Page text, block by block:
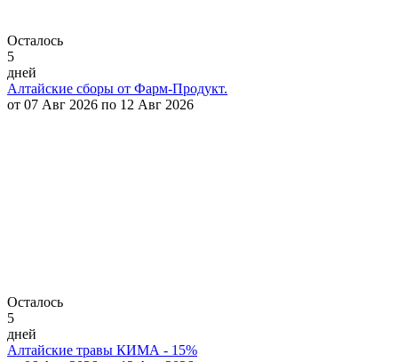
Осталось
5
дней
Алтайские сборы от Фарм-Продукт.
от 07 Авг 2026 по 12 Авг 2026
Осталось
5
дней
Алтайские травы КИМА - 15%